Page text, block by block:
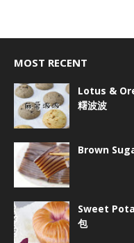
MOST RECENT
Lotus &
糬波波
Brown
Sweet
包